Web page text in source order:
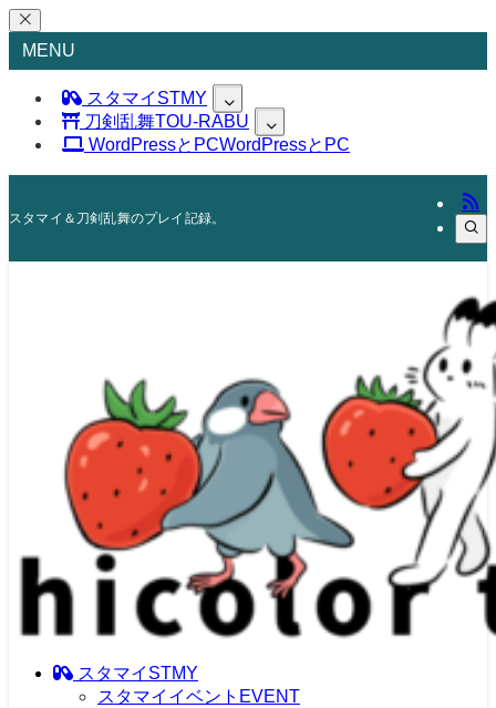
MENU
スタマイ STMY
EVENT
MINI-TALK
刀剣乱舞TOU-RABU
WordPressとPCWordPressとPC
スタマイ＆刀剣乱舞のプレイ記録。
スタマイ STMY
スタマイイベント EVENT